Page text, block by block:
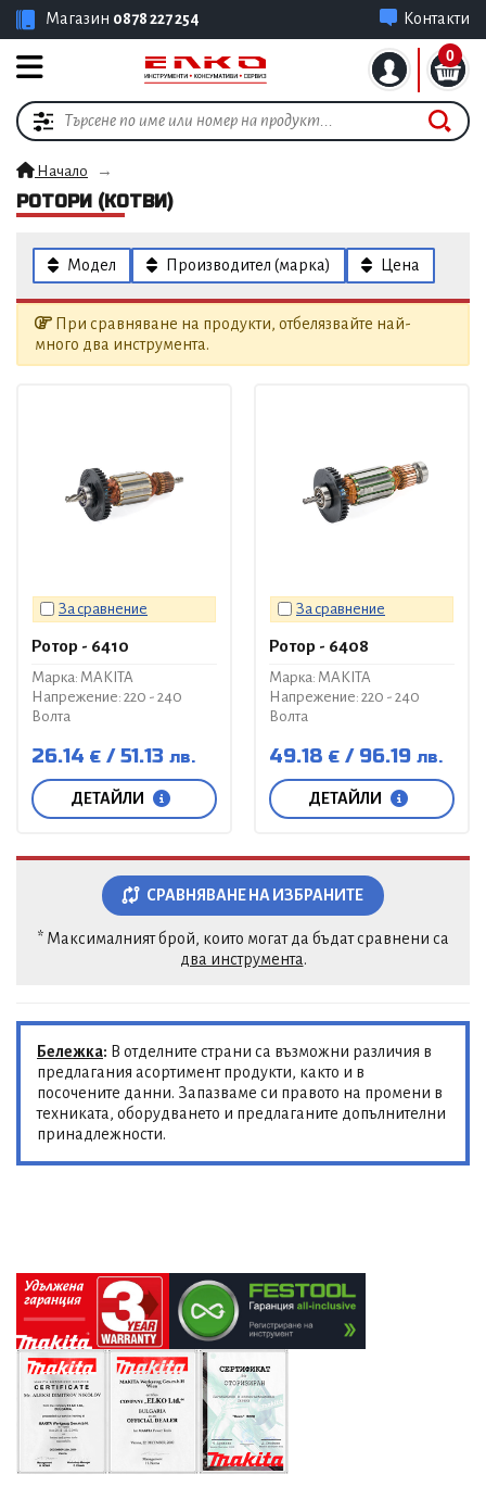
Магазин 0878 227 254 Контакти
0
Начало
РОТОРИ (КОТВИ)
Модел Производител (марка) Цена
При сравняване на продукти, отбелязвайте най-
много два инструмента.
За сравнение
Ротор - 6410
Марка: MAKITA
Напрежение: 220 - 240
Волта
26.14 € 51.13 лв.
ДЕТАЙЛИ
За сравнение
Ротор - 6408
Марка: MAKITA
Напрежение: 220 - 240
Волта
49.18 € 96.19 лв.
ДЕТАЙЛИ
СРАВНЯВАНЕ НА ИЗБРАНИТЕ
* Максималният брой, които могат да бъдат сравнени са
два инструмента.
Бележка: В отделните страни са възможни различия в
предлагания асортимент продукти, както и в
посочените данни. Запазваме си правото на промени в
техниката, оборудването и предлаганите допълнителни
принадлежности.